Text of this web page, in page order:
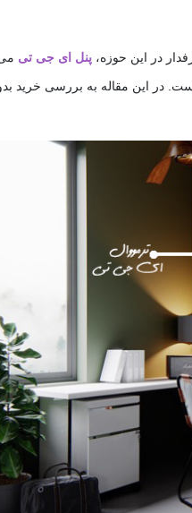
در این حوزه،پنل ای جی تی
در این مقاله به بررسی خرید